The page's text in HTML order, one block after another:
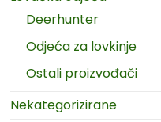
Deerhunter
Odjeća za lovkinje
Ostali proizvođači
Nekategorizirane